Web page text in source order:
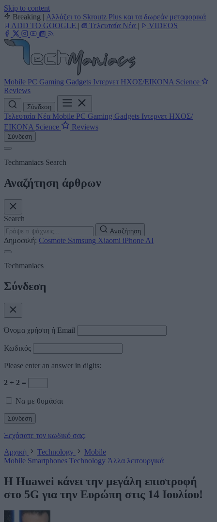
Skip to content
Breaking | Αλλάζει το Skroutz Plus και τα δωρεάν μεταφορικά
ADD TO GOOGLE | Τελευταία Νέα | VIDEOS
Mobile PC Gaming Gadgets Ιντερνετ ΗΧΟΣ/ΕΙΚΟΝΑ Science
Reviews
Σύνδεση
Τελευταία Νέα Mobile PC Gaming Gadgets Ιντερνετ ΗΧΟΣ/
ΕΙΚΟΝΑ Science Reviews
Σύνδεση
Techmaniacs Search
Αναζήτηση άρθρων
Search
Αναζήτηση
Δημοφιλή: Cosmote Samsung Xiaomi iPhone AI
Techmaniacs
Σύνδεση
Όνομα χρήστη ή Email
Κωδικός
Please enter an answer in digits:
2 + 2 =
Να με θυμάσαι
Ξεχάσατε τον κωδικό σας;
Αρχική
Technology
Mobile
Mobile Smartphones Technology Άλλα λειτουργικά
Η Huawei κάνει την μεγάλη επιστροφή
στο 5G για την Ευρώπη στις 14 Ιουλίου!